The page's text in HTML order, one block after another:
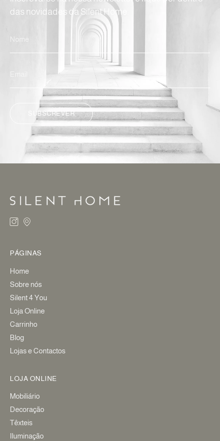
das novidades da Silent Home.
SUBSCREVER
ALTERNATIVE:
PÁGINAS
Home
Sobre nós
Silent 4 You
Loja Online
Carrinho
Blog
Lojas e Contactos
LOJA ONLINE
Mobiliário
Decoração
Têxteis
Iluminação